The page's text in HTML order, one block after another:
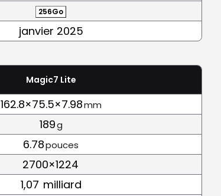
256Go
janvier 2025
Magic7 Lite
162.8×75.5×7.98mm
189g
6.78pouces
2700×1224
1,07 milliard